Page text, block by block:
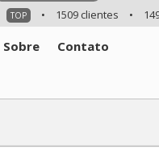
TOP • 1509 clientes •
Sobre Contato